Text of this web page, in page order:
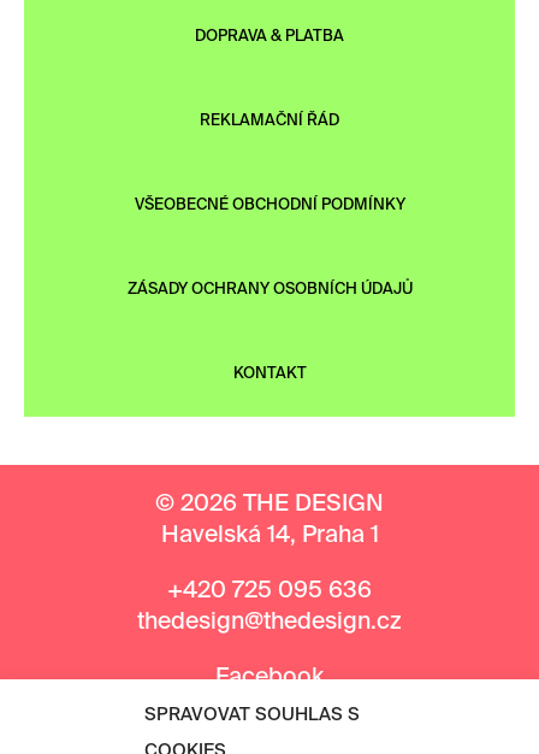
SPRAVOVAT SOUHLAS S
DOPRAVA & PLATBA
REKLAMAČNÍ ŘÁD
VŠEOBECNÉ OBCHODNÍ PODMÍNKY
ZÁSADY OCHRANY OSOBNÍCH ÚDAJŮ
KONTAKT
© 2026 THE DESIGN
Havelská 14, Praha 1
+420 725 095 636
thedesign@thedesign.cz
Facebook
Instagram